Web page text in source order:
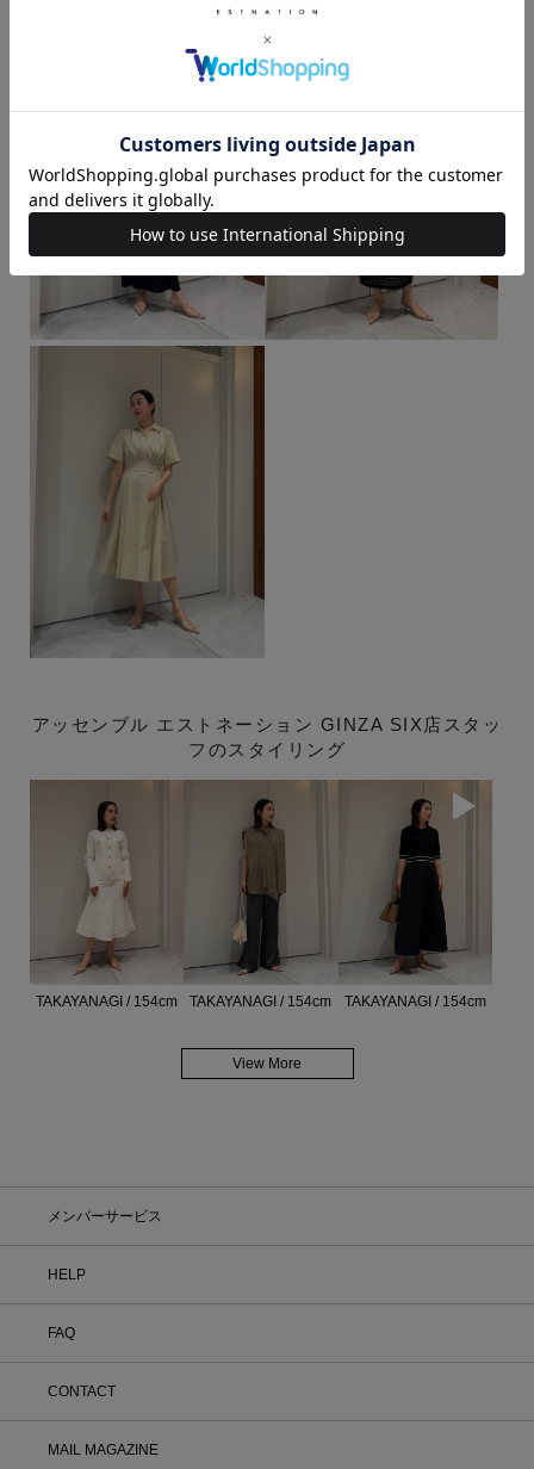
アッセンブル エストネーション GINZA SIX店スタッ
フのスタイリング
TAKAYANAGI / 154cm TAKAYANAGI / 154cm TAKAYANAGI / 154cm
View More
メンバーサービス
HELP
FAQ
CONTACT
MAIL MAGAZINE